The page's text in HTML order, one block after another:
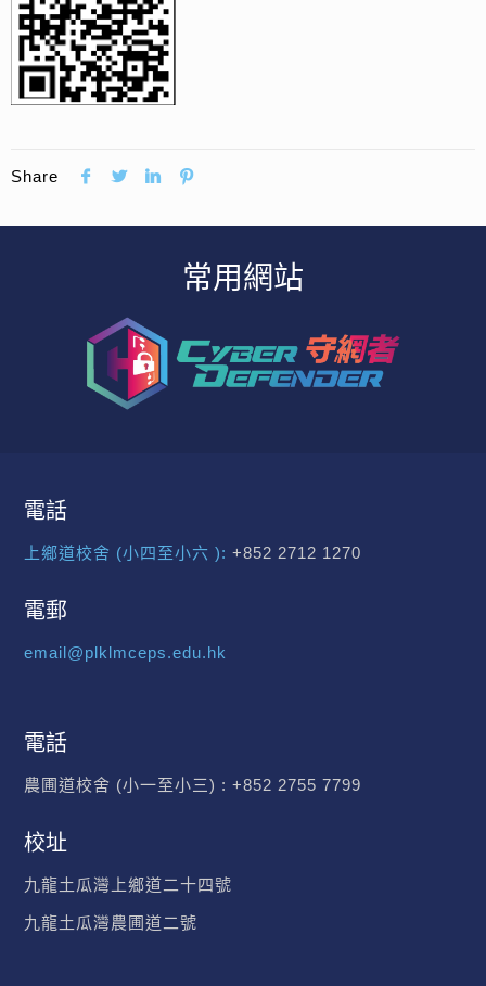
Share
常用網站
電話
上鄉道校舍 (小四至小六 ): +852 2712 1270
電郵
email@plklmceps.edu.hk
電話
農圃道校舍 (小一至小三) : +852 2755 7799
校址
九龍土瓜灣上鄉道二十四號
九龍土瓜灣農圃道二號